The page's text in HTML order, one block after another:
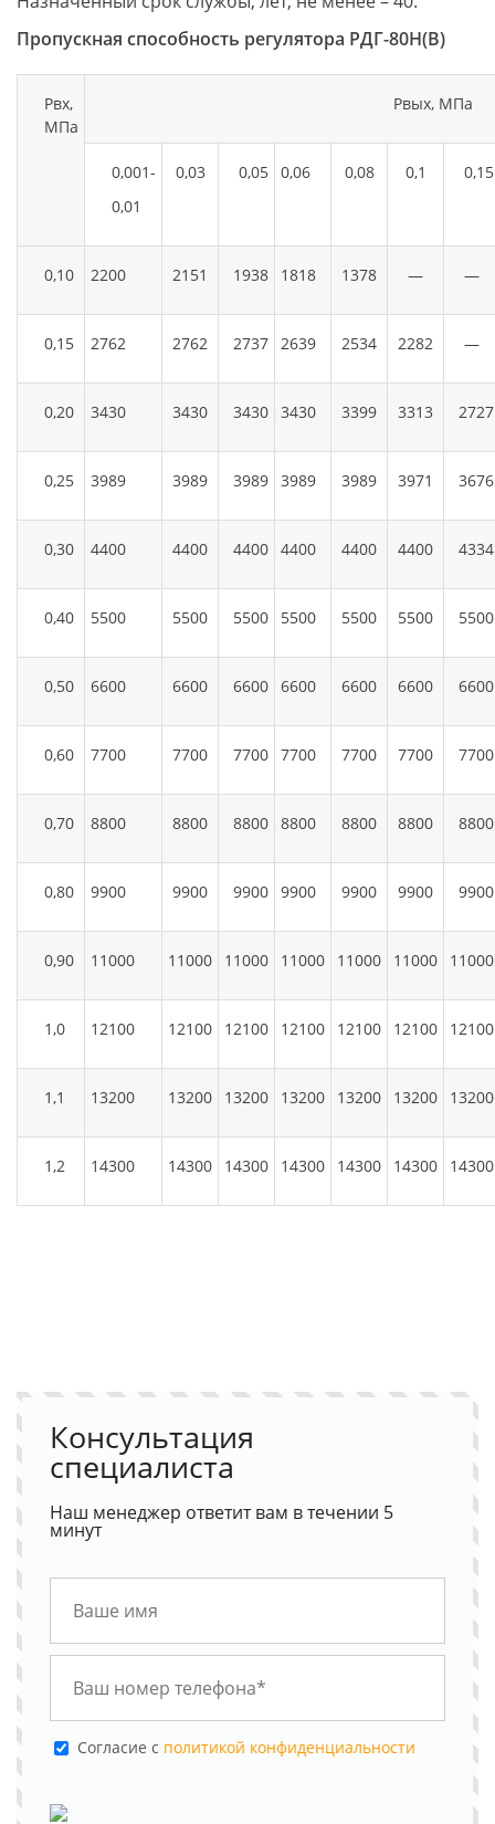
Пропускная способность регулятора РДГ-80Н(В)
Рвх,
МПа
Рвых, МПа
0,001-
0,01
0,03 0,05 0,06 0,08 0,1 0,15
0,10 2200 2151 1938 1818 1378 — —
0,15 2762 2762 2737 2639 2534 2282 —
0,20 3430 3430 3430 3430 3399 3313 2727
0,25 3989 3989 3989 3989 3989 3971 3676
0,30 4400 4400 4400 4400 4400 4400 4334
0,40 5500 5500 5500 5500 5500 5500 5500
0,50 6600 6600 6600 6600 6600 6600 6600
0,60 7700 7700 7700 7700 7700 7700 7700
0,70 8800 8800 8800 8800 8800 8800 8800
0,80 9900 9900 9900 9900 9900 9900 9900
0,90 11000 11000 11000 11000 11000 11000 11000
1,0 12100 12100 12100 12100 12100 12100 12100
1,1 13200 13200 13200 13200 13200 13200 13200
1,2 14300 14300 14300 14300 14300 14300 14300
Консультация
специалиста
Наш менеджер ответит вам в течении 5
минут
Cогласие с политикой конфиденциальности